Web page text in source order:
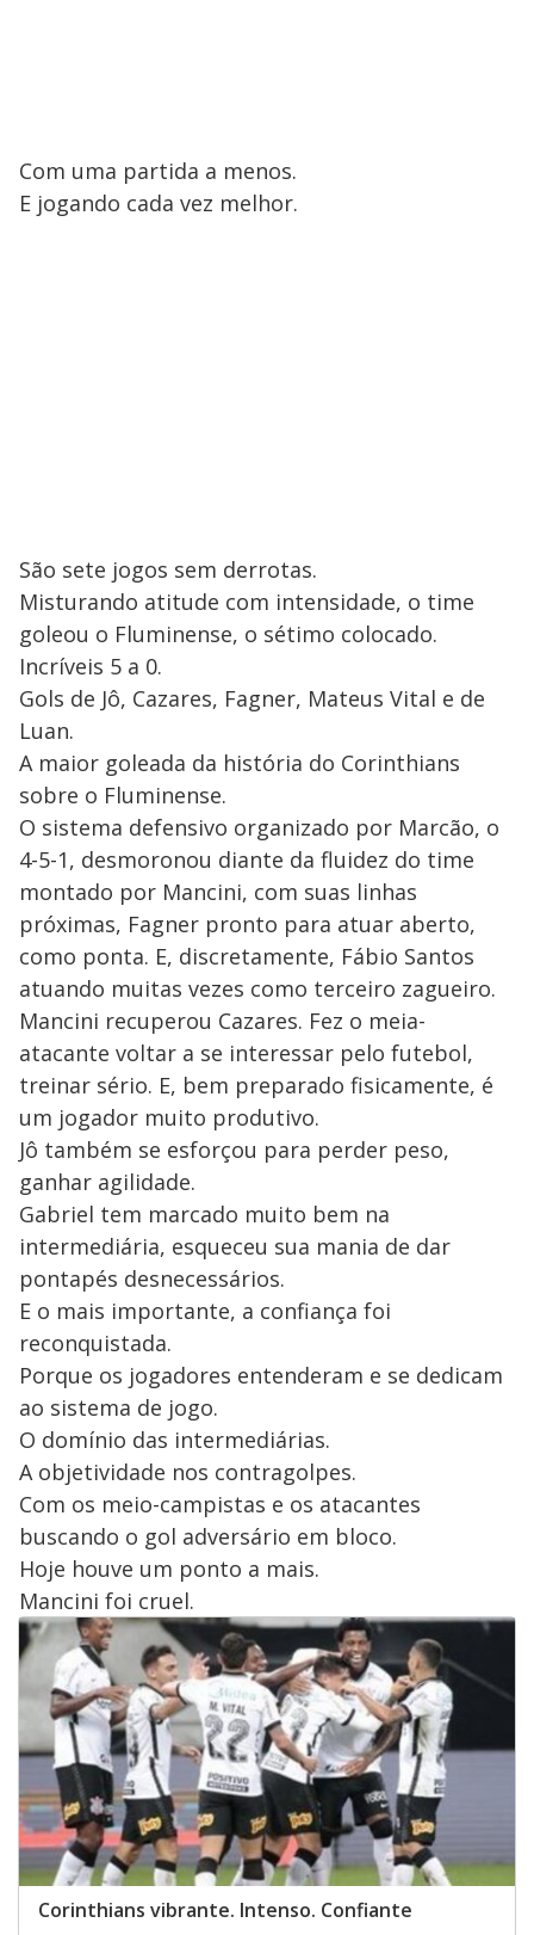
Com uma partida a menos.
E jogando cada vez melhor.
São sete jogos sem derrotas.
Misturando atitude com intensidade, o time
goleou o Fluminense, o sétimo colocado.
Incríveis 5 a 0.
Gols de Jô, Cazares, Fagner, Mateus Vital e de
Luan.
A maior goleada da história do Corinthians
sobre o Fluminense.
O sistema defensivo organizado por Marcão, o
4-5-1, desmoronou diante da fluidez do time
montado por Mancini, com suas linhas
próximas, Fagner pronto para atuar aberto,
como ponta. E, discretamente, Fábio Santos
atuando muitas vezes como terceiro zagueiro.
Mancini recuperou Cazares. Fez o meia-
atacante voltar a se interessar pelo futebol,
treinar sério. E, bem preparado fisicamente, é
um jogador muito produtivo.
Jô também se esforçou para perder peso,
ganhar agilidade.
Gabriel tem marcado muito bem na
intermediária, esqueceu sua mania de dar
pontapés desnecessários.
E o mais importante, a confiança foi
reconquistada.
Porque os jogadores entenderam e se dedicam
ao sistema de jogo.
O domínio das intermediárias.
A objetividade nos contragolpes.
Com os meio-campistas e os atacantes
buscando o gol adversário em bloco.
Hoje houve um ponto a mais.
Mancini foi cruel.
Corinthians vibrante. Intenso. Confiante